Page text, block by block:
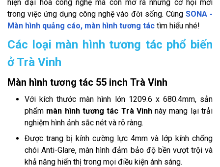
hiện đại hóa công nghệ mà còn mở ra những cơ hội mới
trong việc ứng dụng công nghệ vào đời sống. CùngSONA -
Màn hình quảng cáo, màn hình tương tác tìm hiểu nhé!
Các loại màn hình tương tác phổ biến
ở Trà Vinh
Màn hình tương tác 55 inch Trà Vinh
Với kích thước màn hình lớn 1209.6 x 680.4mm, sản
phẩm màn hình tương tác Trà Vinhnày mang lại trải
nghiệm hình ảnh sắc nét và rõ ràng.
Được trang bị kính cường lực 4mm và lớp kính chống
chói Anti-Glare, màn hình đảm bảo độ bền vượt trội và
khả năng hiển thị trong mọi điều kiện ánh sáng.